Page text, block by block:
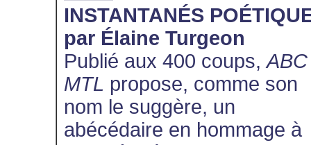
INSTANTANÉS
par Élaine Turgeon
Publié aux 400 coups,ABC
MTL propose, comme son
nom le suggère, un
abécédaire en hommage à